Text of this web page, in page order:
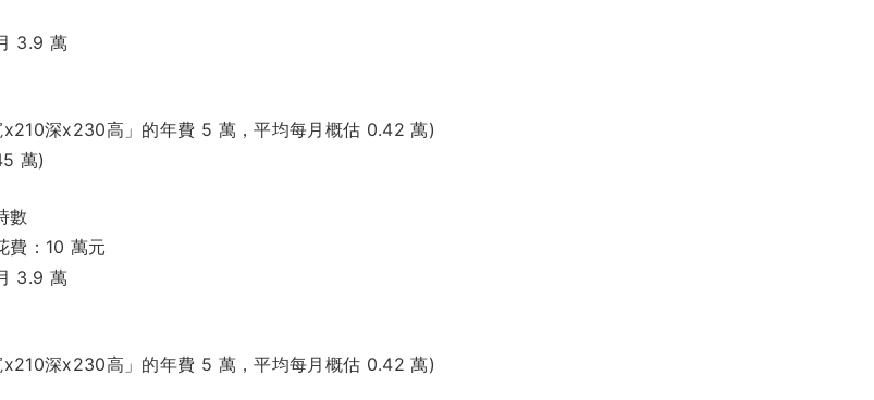
3.9 萬
深x230高」的年費 5 萬，平均每月概估 0.42 萬)
萬)
數
費：10 萬元
3.9 萬
深x230高」的年費 5 萬，平均每月概估 0.42 萬)